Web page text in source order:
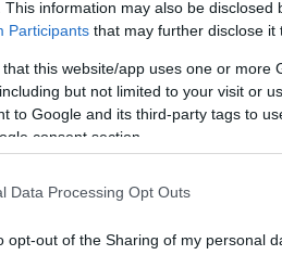
This information may also be disclosed
Participants that may further disclose it
that this website/app uses one or more
but not limited to your visit or
to Google and its third-party tags to
consent section.
Data Processing Opt Outs
opt-out of the Sharing of my personal
a filmnek?